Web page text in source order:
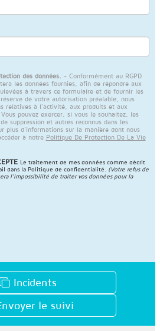
des données. - Conformément au RGPD
les données fournies, afin de répondre aux
à travers ce formulaire et de fournir les
de votre autorisation préalable, nous
relatives à l'activité, aux produits et aux
pouvez exercer, si vous le souhaitez, les
suppression et autres reconnus dans les
plus d'informations sur la manière dont nous
à notre Politique De Protection De La Vie
Le traitement de mes données comme décrit
dans la Politique de confidentialité
(Votre refus de
l'impossibilité de traiter vos données pour la
Incidents
le suivi